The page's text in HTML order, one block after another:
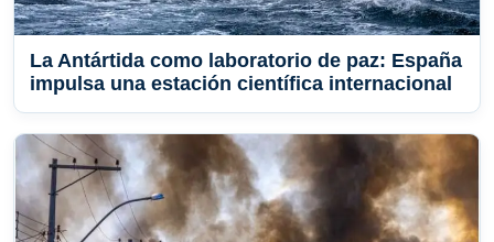
La Antártida como laboratorio de paz: España
impulsa una estación científica internacional